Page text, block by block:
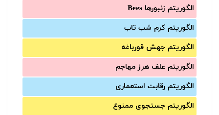
الگوریتم زنبورها Bees
الگوریتم کرم شب تاب
الگوریتم جهش قورباغه
الگوریتم علف هرز مهاجم
الگوریتم رقابت استعماری
الگوریتم جستجوی ممنوع